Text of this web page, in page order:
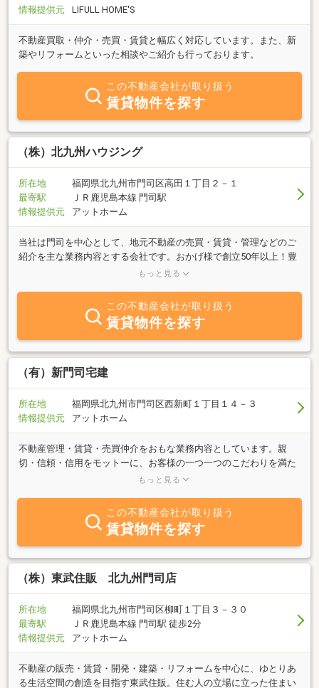
情報提供元
LIFULL HOME'S
不動産買取・仲介・売買・賃貸と幅広く対応しています。また、新
築やリフォームといった相談やご紹介も行っております。
この不動産会社が取り扱う
賃貸物件を探す
（株）北九州ハウジング
所在地
福岡県北九州市門司区高田１丁目２－１
最寄駅
ＪＲ鹿児島本線 門司駅
情報提供元
アットホーム
当社は門司を中心として、地元不動産の売買・賃貸・管理などのご
紹介を主な業務内容とする会社です。おかげ様で創立50年以上！豊
富な経験と情報力でお客様のご希望に合ったサービスを提供させて
い。スタッフ一同、心からお待ちしております。
もっと見る
この不動産会社が取り扱う
賃貸物件を探す
（有）新門司宅建
所在地
福岡県北九州市門司区西新町１丁目１４－３
情報提供元
アットホーム
不動産管理・賃貸・売買仲介をおもな業務内容としています。親
切・信頼・信用をモットーに、お客様の一つ一つのこだわりを満た
す物件を、ご紹介させて頂きます。何でもお気軽にお問い合わせ下
もっと見る
この不動産会社が取り扱う
賃貸物件を探す
（株）東武住販 北九州門司店
所在地
福岡県北九州市門司区柳町１丁目３－３０
最寄駅
ＪＲ鹿児島本線 門司駅 徒歩2分
情報提供元
アットホーム
不動産の販売・賃貸・開発・建築・リフォームを中心に、ゆとりあ
る生活空間の創造を目指す東武住販。住む人の立場に立った住まい